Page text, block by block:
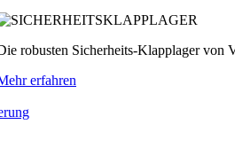
robusten Sicherheits-Klapplager von
erfahren